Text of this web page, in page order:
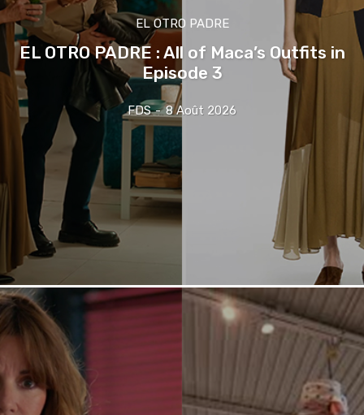
EL OTRO PADRE
EL OTRO PADRE : All of Maca’s Outfits in
Episode 3
FDS - 8 Août 2026